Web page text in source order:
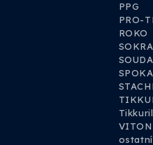
PPG
PRO-
ROKO
VITON
ostatní